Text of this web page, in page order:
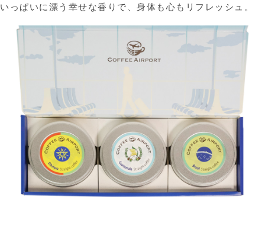
いっぱいに漂う幸せな香りで、身体も心もリフレッシュ。